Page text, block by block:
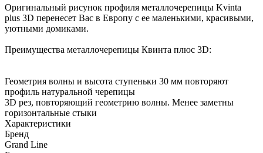
Оригинальный рисунок профиля металлочерепицы Kvinta
plus 3D перенесет Вас в Европу с ее маленькими, красивыми,
уютными домиками.
Преимущества металлочерепицы Квинта плюс 3D:
Геометрия волны и высота ступеньки 30 мм повторяют
профиль натуральной черепицы
3D рез, повторяющий геометрию волны. Менее заметны
горизонтальные стыки
Характеристики
Бренд
Grand Line